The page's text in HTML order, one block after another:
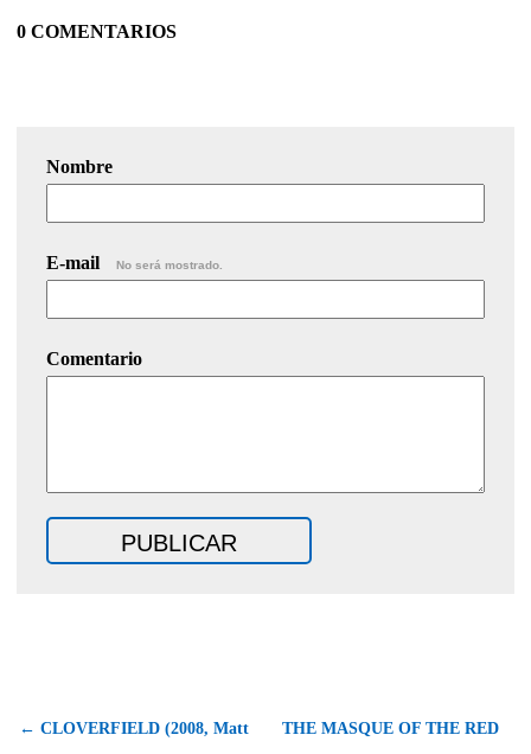
0 COMENTARIOS
Nombre
E-mail No será mostrado.
Comentario
← CLOVERFIELD (2008, Matt
THE MASQUE OF THE RED